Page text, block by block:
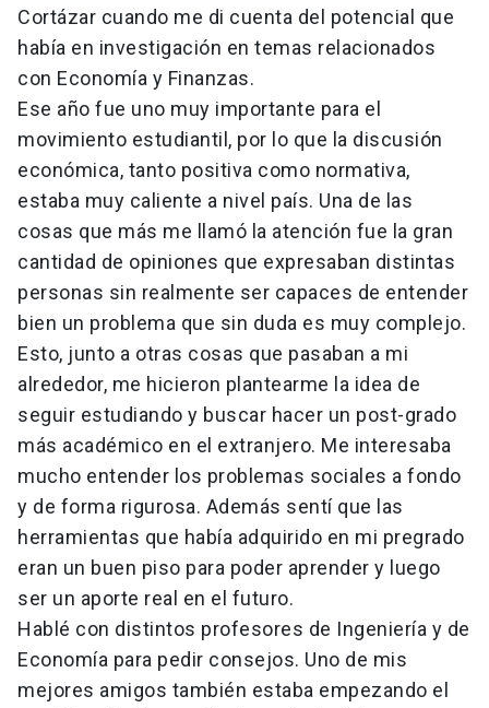
Cortázar cuando me di cuenta del potencial que
había en investigación en temas relacionados
con Economía y Finanzas.
Ese año fue uno muy importante para el
movimiento estudiantil, por lo que la discusión
económica, tanto positiva como normativa,
estaba muy caliente a nivel país. Una de las
cosas que más me llamó la atención fue la gran
cantidad de opiniones que expresaban distintas
personas sin realmente ser capaces de entender
bien un problema que sin duda es muy complejo.
Esto, junto a otras cosas que pasaban a mi
alrededor, me hicieron plantearme la idea de
seguir estudiando y buscar hacer un post-grado
más académico en el extranjero. Me interesaba
mucho entender los problemas sociales a fondo
y de forma rigurosa. Además sentí que las
herramientas que había adquirido en mi pregrado
eran un buen piso para poder aprender y luego
ser un aporte real en el futuro.
Hablé con distintos profesores de Ingeniería y de
Economía para pedir consejos. Uno de mis
mejores amigos también estaba empezando el